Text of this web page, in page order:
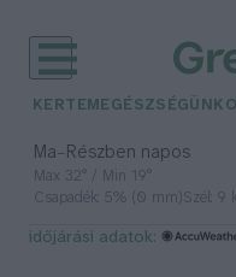
KERTEM EGÉSZSÉGÜNK
Ma– Részben napos
Max 32° / Min 19°
Csapadék: 5% (0 mm)Szél: 9
időjárási adatok: